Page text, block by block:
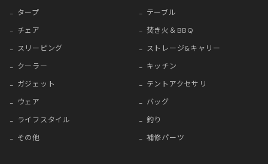
タープ
テーブル
チェア
焚き火＆BBQ
スリーピング
ストレージ&キャリー
クーラー
キッチン
ガジェット
テントアクセサリ
ウェア
バッグ
ライフスタイル
釣り
その他
補修パーツ